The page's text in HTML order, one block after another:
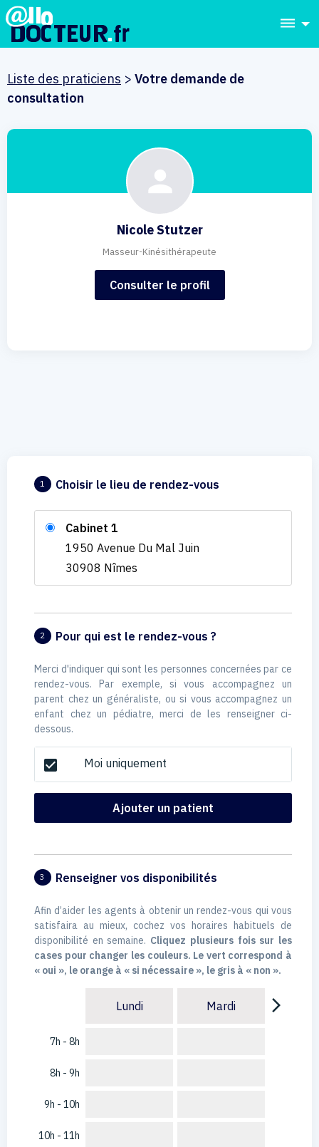
dehaze
Liste des praticiens > Votre demande de
consultation
Nicole Stutzer
Masseur-Kinésithérapeute
Consulter le profil
1 Choisir le lieu de rendez-vous
Cabinet 1
1950 Avenue Du Mal Juin
30908 Nîmes
2 Pour qui est le rendez-vous ?
Merci d'indiquer qui sont les personnes concernées par ce
rendez-vous. Par exemple, si vous accompagnez un
parent chez un généraliste, ou si vous accompagnez un
enfant chez un pédiatre, merci de les renseigner ci-
dessous.
check_box Moi uniquement
Ajouter un patient
3 Renseigner vos disponibilités
Afin d’aider les agents à obtenir un rendez-vous qui vous
satisfaira au mieux, cochez vos horaires habituels de
disponibilité en semaine. Cliquez plusieurs fois sur les
cases pour changer les couleurs. Le vert correspond à
« oui », le orange à « si nécessaire », le gris à « non ».
7h - 8h
8h - 9h
9h - 10h
10h - 11h
Lundi Mardi arrow_forward_ios